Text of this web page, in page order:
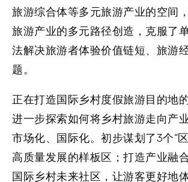
旅游综合体等多元旅游产业的空间
旅游产业的多元路径创造，克服了
法解决旅游者体验价值链短、旅游
题。
正在打造国际乡村度假旅游目的地
进一步探索如何将乡村旅游走向产
市场化、国际化。初步谋划了3个“
高质量发展的样板区；打造产业融
国际乡村未来社区，让游客更好地